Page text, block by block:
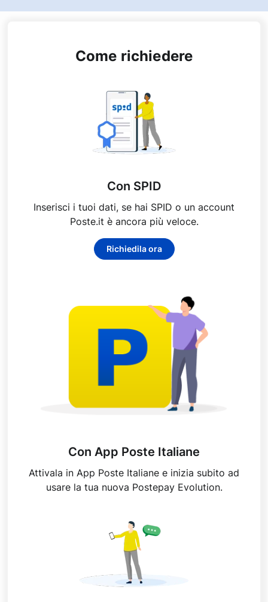
Come richiedere
Con SPID
Inserisci i tuoi dati, se hai SPID o un account
Poste.it è ancora più veloce.
Richiedila ora
Con App Poste Italiane
Attivala in App Poste Italiane e inizia subito ad
usare la tua nuova Postepay Evolution.